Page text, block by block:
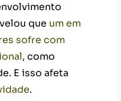
que um em
sofre com
, como
E isso afeta
.